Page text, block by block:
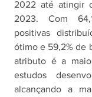
2022 até atingir
2023. Com
positivas
ótimo e 59,2% de
atributo é a
estudos
alcançando a